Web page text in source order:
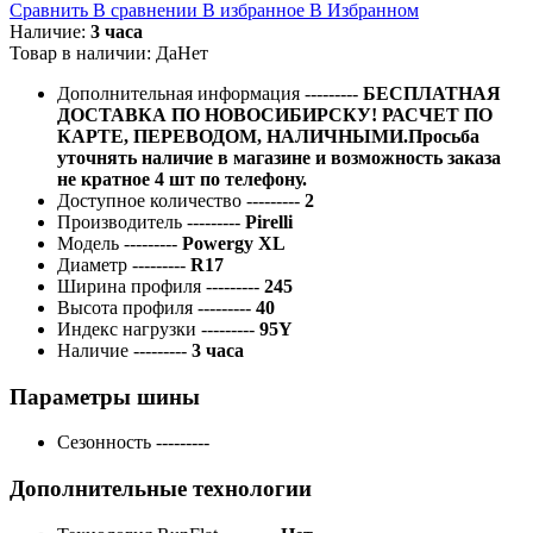
Сравнить В сравнении В избранное В Избранном
Наличие: 3 часа
Товар в наличии: ДаНет
Дополнительная информация --------- БЕСПЛАТНАЯ
ДОСТАВКА ПО НОВОСИБИРСКУ! РАСЧЕТ ПО
КАРТЕ, ПЕРЕВОДОМ, НАЛИЧНЫМИ.Просьба
уточнять наличие в магазине и возможность заказа
не кратное 4 шт по телефону.
Доступное количество --------- 2
Производитель --------- Pirelli
Модель --------- Powergy XL
Диаметр --------- R17
Ширина профиля --------- 245
Высота профиля --------- 40
Индекс нагрузки --------- 95Y
Наличие --------- 3 часа
Параметры шины
Сезонность ---------
Дополнительные технологии